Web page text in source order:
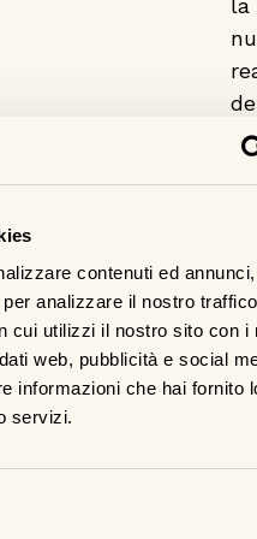
contenuti ed
analizzare il nostro
cui utilizzi il nostro sito con i
web, pubblicità e social
informazioni che hai fornito
servizi.
la